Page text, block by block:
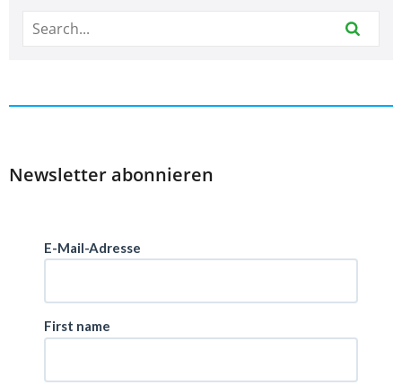
Newsletter abonnieren